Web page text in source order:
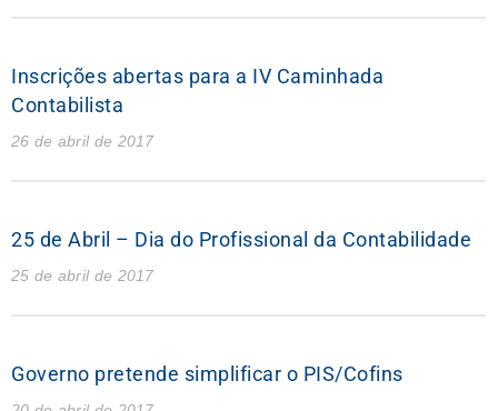
Inscrições abertas para a IV Caminhada
Contabilista
26 de abril de 2017
25 de Abril – Dia do Profissional da Contabilidade
25 de abril de 2017
Governo pretende simplificar o PIS/Cofins